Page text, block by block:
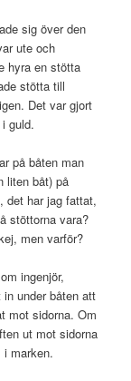
sig över den
ute och
hyra en stötta
stötta till
Det var gjort
guld.
på båten man
liten båt) på
det har jag fattat,
stöttorna vara?
men varför?
ingenjör,
under båten att
mot sidorna. Om
ut mot sidorna
marken.